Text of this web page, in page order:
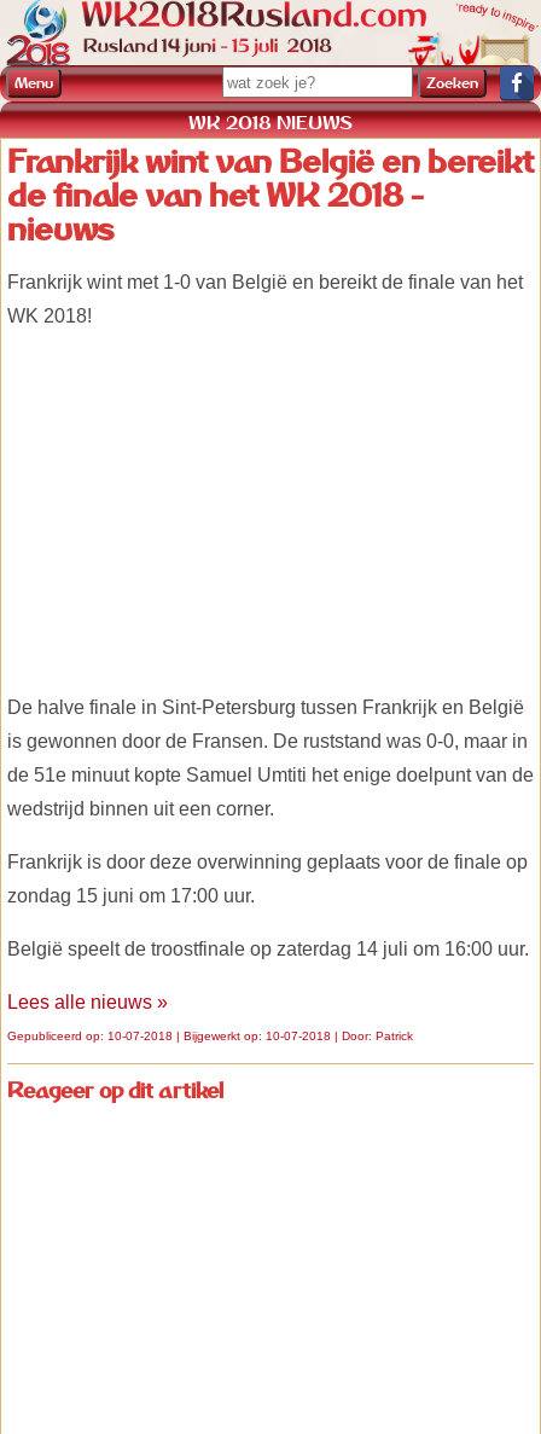
WK 2018 NIEUWS
Frankrijk wint van België en bereikt
de finale van het WK 2018 -
nieuws
Frankrijk wint met 1-0 van België en bereikt de finale van het
WK 2018!
De halve finale in Sint-Petersburg tussen Frankrijk en België
is gewonnen door de Fransen. De ruststand was 0-0, maar in
de 51e minuut kopte Samuel Umtiti het enige doelpunt van de
wedstrijd binnen uit een corner.
Frankrijk is door deze overwinning geplaats voor de finale op
zondag 15 juni om 17:00 uur.
België speelt de troostfinale op zaterdag 14 juli om 16:00 uur.
Lees alle nieuws »
Gepubliceerd op: 10-07-2018 | Bijgewerkt op: 10-07-2018 | Door: Patrick
Reageer op dit artikel
Menu